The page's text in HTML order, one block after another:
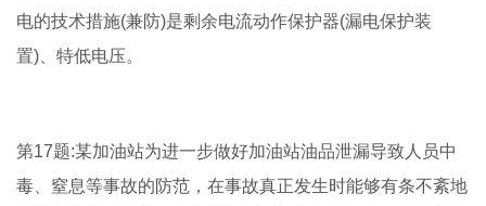
电的技术措施(兼防)是剩余电流动作保护器(漏电保护装
置)、特低电压。
第17题:某加油站为进一步做好加油站油品泄漏导致人员中
毒、窒息等事故的防范，在事故真正发生时能够有条不紊地